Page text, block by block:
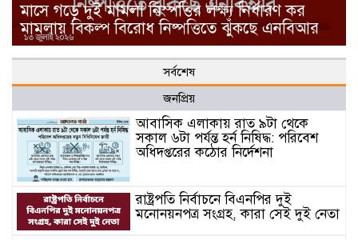
মাসে গড়ে দুই মামলা নিস্পত্তির লক্ষ্য নির্ধারণ কর
মামলায় বিকল্প বিরোধ নিষ্পত্তিতে ঝুঁকছে এনবিআর
সর্বশেষ
জনপ্রিয়
আবাসিক এলাকায় রাত ৯টা থেকে
সকাল ৬টা পর্যন্ত হর্ন নিষিদ্ধ: পরিবেশ
অধিদপ্তরের কঠোর নির্দেশনা
রাষ্ট্রপতি নির্বাচনে বিএনপির দুই
মনোনয়নপত্র সংগ্রহ, কারা সেই দুই নেতা